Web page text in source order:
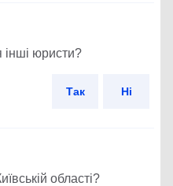
юристи?
Так Ні
області?